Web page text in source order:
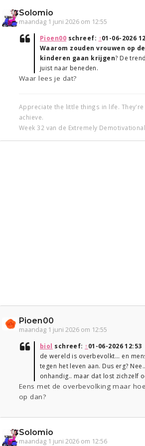
Solomio
maandag 1 juni 2026 om 12:55
Pioen00 schreef: ↑01-06-2026
Waarom zouden vrouwen op
kinderen gaan krijgen? De
juist naar beneden.
Waar lees je dat?
Appreciate the little things in life.
achieve.
Week 32 van de Extremely
Pioen00
maandag 1 juni 2026 om 12:55
biol schreef: ↑01-06-2026 12:53
de wereld is overbevolkt... en
tegen het leven aan. Dus erg?
onhandig.. maar dat lost zichzelf
Eens met de overbevolking maar
op dan?
Solomio
maandag 1 juni 2026 om 12:56